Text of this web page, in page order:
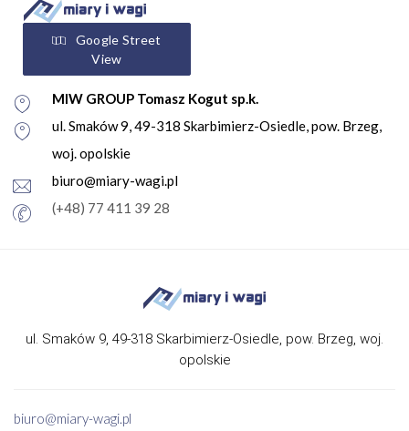
Google Street
View
MIW GROUP Tomasz Kogut sp.k.
ul. Smaków 9, 49-318 Skarbimierz-Osiedle, pow. Brzeg,
woj. opolskie
biuro@miary-wagi.pl
(+48) 77 411 39 28
ul. Smaków 9, 49-318 Skarbimierz-Osiedle, pow. Brzeg, woj.
opolskie
biuro@miary-wagi.pl